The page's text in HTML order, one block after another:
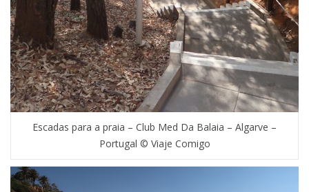
Escadas para a praia – Club Med Da Balaia – Algarve –
Portugal © Viaje Comigo